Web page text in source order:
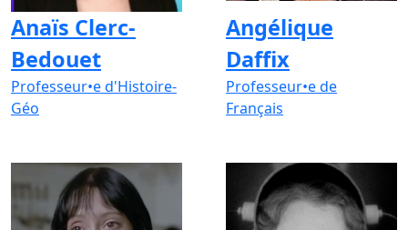
Anaïs Clerc-
Bedouet
Professeur•e d'Histoire-
Géo
Angélique
Daffix
Professeur•e de
Français